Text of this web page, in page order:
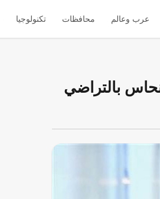
عرب وعالم محافظات تكنولوجيا
بالتراضي